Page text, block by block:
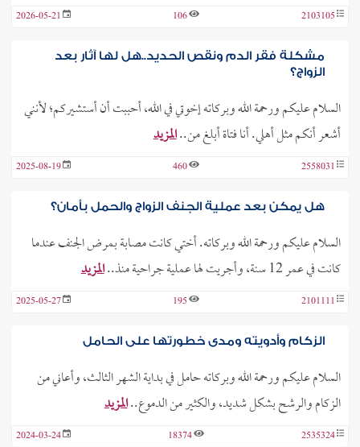
2103105
106
2026-05-21
مشكلة فقر الدم ونقص الحديد..هل لها آثار بعد
الزواج؟
السلام عليكم ورحمة الله وبركاته إخوتي في الله، أحببت أن أستشيركم؛ لأنني
أشعر أنكم مثل أهلي. أنا فتاة أبلغ من..المزيد
2558031
460
2025-08-19
هل يمكن بعد عملية الجنف الزواج والحمل بأمان؟
السلام عليكم ورحمة الله وبركاته. أختي كانت مصابة بمرض الجنف عندما
كانت في عمر 12 سنة، وأجريت لها عملية جراحية منذ..
المزيد
2101111
195
2025-05-27
الزكام وأدويته ومدى خطورتها على الحامل
السلام عليكم ورحمة الله وبركاته حامل في بداية الشهر الثالث، وأعاني من
الزكام والرشح بشكل شديد، والكثير من الدموع..المزيد
2535324
18374
2024-03-24